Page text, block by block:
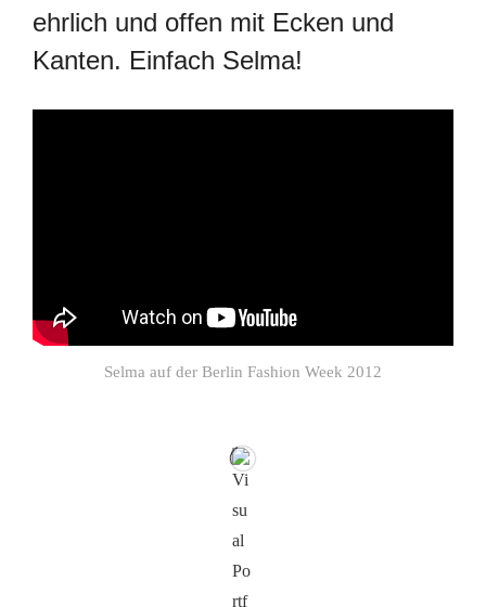
ehrlich und offen mit Ecken und
Kanten. Einfach Selma!
Selma auf der Berlin Fashion Week 2012